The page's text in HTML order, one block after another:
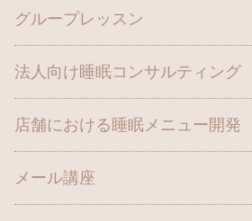
グループレッスン
法人向け睡眠コンサルティング
店舗における睡眠メニュー開発
メール講座